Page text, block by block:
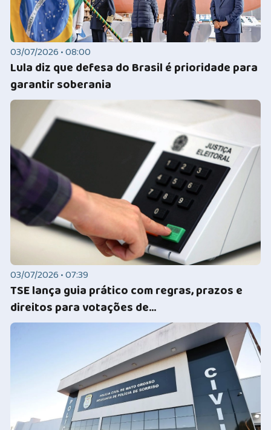
03/07/2026 • 08:00
Lula diz que defesa do Brasil é prioridade para
garantir soberania
03/07/2026 • 07:39
TSE lança guia prático com regras, prazos e
direitos para votações de...